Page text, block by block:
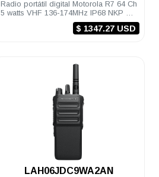
Radio portátil digital Motorola R7 64 Ch
5 watts VHF 136-174MHz IP68 NKP TIA
Compatible
$ 1347.27 USD
LAH06JDC9WA2AN